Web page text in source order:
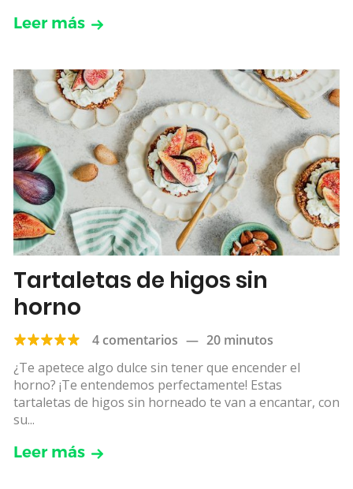
Leer más
Tartaletas de higos sin
horno
4 comentarios — 20 minutos
¿Te apetece algo dulce sin tener que encender el
horno? ¡Te entendemos perfectamente! Estas
tartaletas de higos sin horneado te van a encantar, con
su...
Leer más